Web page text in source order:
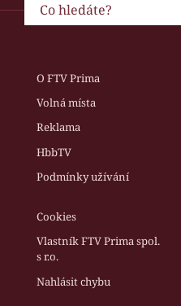
O FTV Prima
Volná místa
Reklama
HbbTV
Podmínky užívání
Cookies
Vlastník FTV Prima spol.
s r.o.
Nahlásit chybu